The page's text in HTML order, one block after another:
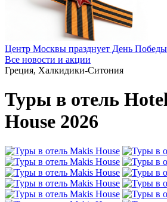
Центр Москвы празднует День
Все новости и акции
Греция, Халкидики-Ситония
Туры в отель
House 2026